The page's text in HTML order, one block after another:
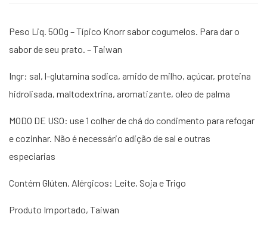
Peso Liq. 500g – Típico Knorr sabor cogumelos. Para dar o
sabor de seu prato. – Taiwan
Ingr: sal, l-glutamina sodica, amido de milho, açúcar, proteina
hidrolisada, maltodextrina, aromatizante, oleo de palma
MODO DE USO: use 1 colher de chá do condimento para refogar
e cozinhar. Não é necessário adição de sal e outras
especiarias
Contém Glúten. Alérgicos: Leite, Soja e Trigo
Produto Importado, Taiwan